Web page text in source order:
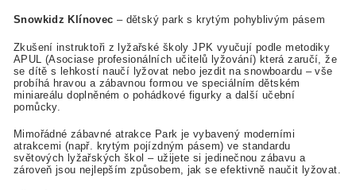
Snowkidz Klínovec – dětský park s krytým pohyblivým pásem
Zkušení instruktoři z lyžařské školy JPK vyučují podle metodiky
APUL (Asociase profesionálních učitelů lyžování) která zaručí, že
se dítě s lehkostí naučí lyžovat nebo jezdit na snowboardu – vše
probíhá hravou a zábavnou formou ve speciálním dětském
miniareálu doplněném o pohádkové figurky a další učební
pomůcky.
Mimořádné zábavné atrakce Park je vybavený moderními
atrakcemi (např. krytým pojízdným pásem) ve standardu
světových lyžařských škol – užijete si jedinečnou zábavu a
zároveň jsou nejlepším způsobem, jak se efektivně naučit lyžovat.